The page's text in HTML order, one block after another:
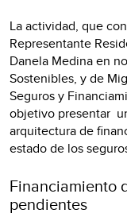
La actividad, que
Representante
Danela Medina en
Sostenibles, y de
Seguros y
objetivo presentar
arquitectura de
estado de los
Financiamiento
pendientes